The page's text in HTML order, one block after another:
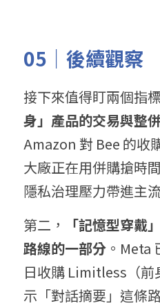
05｜後續觀察
接下來值得盯兩個指
身」產品的交易與整
Amazon 對 Bee 的收
大廠正在用併購搶時
隱私治理壓力帶進主
第二，
「記憶型穿戴
路線的一部分 。Meta
日收購 Limitless（
示「對話摘要」這條